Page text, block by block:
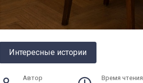
Интересные истории
Автор Время чтения